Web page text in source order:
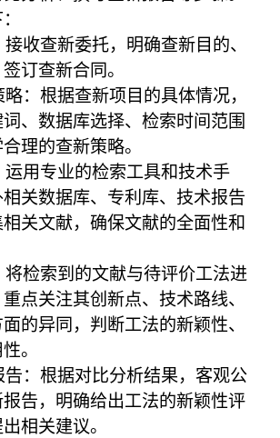
收查新委托，明确查新目的、
订查新合同。
：根据查新项目的具体情况，
、数据库选择、检索时间范围
理的查新策略。
用专业的检索工具和技术手
关数据库、专利库、技术报告
关文献，确保文献的全面性和
检索到的文献与待评价工法进
点关注其创新点、技术路线、
的异同，判断工法的新颖性、
。
：根据对比分析结果，客观公
告，明确给出工法的新颖性评
相关建议。